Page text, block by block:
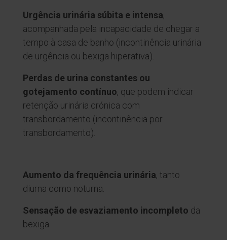
Urgência urinária súbita e intensa,
acompanhada pela incapacidade de chegar a
tempo à casa de banho (incontinência urinária
de urgência ou bexiga hiperativa).
Perdas de urina constantes ou
gotejamento contínuo, que podem indicar
retenção urinária crónica com
transbordamento (incontinência por
transbordamento).
Aumento da frequência urinária, tanto
diurna como noturna.
Sensação de esvaziamento incompleto da
bexiga.